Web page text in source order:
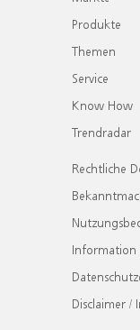
Produkte
Themen
Service
Know How
Trendradar
Rechtliche
Information
Disclaimer /